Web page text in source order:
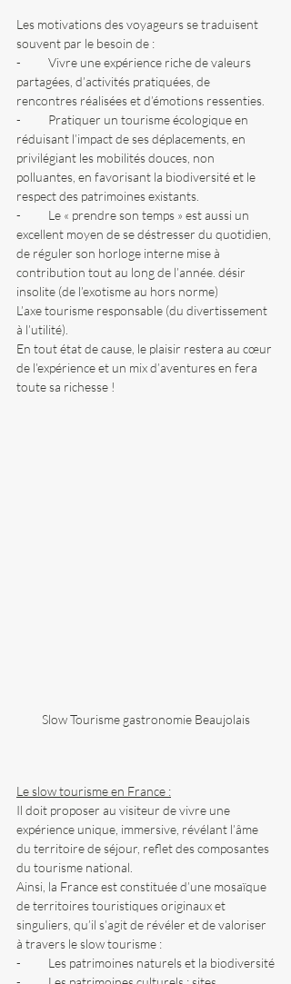
Les motivations des voyageurs se traduisent
souvent par le besoin de :
-          Vivre une expérience riche de valeurs
partagées, d’activités pratiquées, de
rencontres réalisées et d’émotions ressenties.
-          Pratiquer un tourisme écologique en
réduisant l’impact de ses déplacements, en
privilégiant les mobilités douces, non
polluantes, en favorisant la biodiversité et le
respect des patrimoines existants.
-          Le « prendre son temps » est aussi un
excellent moyen de se déstresser du quotidien,
de réguler son horloge interne mise à
contribution tout au long de l’année. désir
insolite (de l’exotisme au hors norme)
L’axe tourisme responsable (du divertissement
à l’utilité).
En tout état de cause, le plaisir restera au cœur
de l’expérience et un mix d’aventures en fera
toute sa richesse !
Slow Tourisme gastronomie Beaujolais
Le slow tourisme en France :
Il doit proposer au visiteur de vivre une
expérience unique, immersive, révélant l’âme
du territoire de séjour, reflet des composantes
du tourisme national.
Ainsi, la France est constituée d’une mosaïque
de territoires touristiques originaux et
singuliers, qu’il s’agit de révéler et de valoriser
à travers le slow tourisme :
-          Les patrimoines naturels et la biodiversité